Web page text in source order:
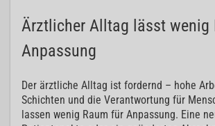
Ärztlicher Alltag lässt wenig
Anpassung
Der ärztliche Alltag ist fordernd – hohe
Schichten und die Verantwortung für
lassen wenig Raum für Anpassung. Eine